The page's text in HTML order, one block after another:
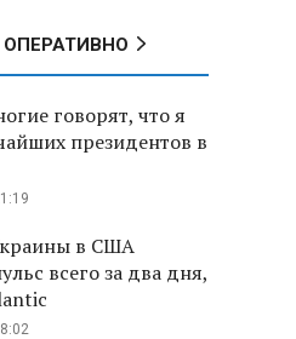
ОПЕРАТИВНО
говорят, что я
президентов в
в США
всего за два дня,